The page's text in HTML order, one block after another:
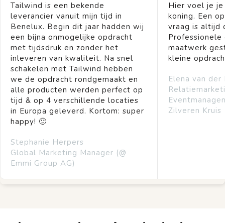
Tailwind is een bekende
leverancier vanuit mijn tijd in
Benelux. Begin dit jaar hadden wij
een bijna onmogelijke opdracht
met tijdsdruk en zonder het
inleveren van kwaliteit. Na snel
schakelen met Tailwind hebben
we de opdracht rondgemaakt en
alle producten werden perfect op
tijd & op 4 verschillende locaties
in Europa geleverd. Kortom: super
happy! 🙂
Stephanie Herpers
Global Marketing Manager (@
Emmi Group AG)
Hier voel je
koning. Een
vraag is altijd
Professionele
maatwerk
kleine
Elena van der
Zilveren Kruis